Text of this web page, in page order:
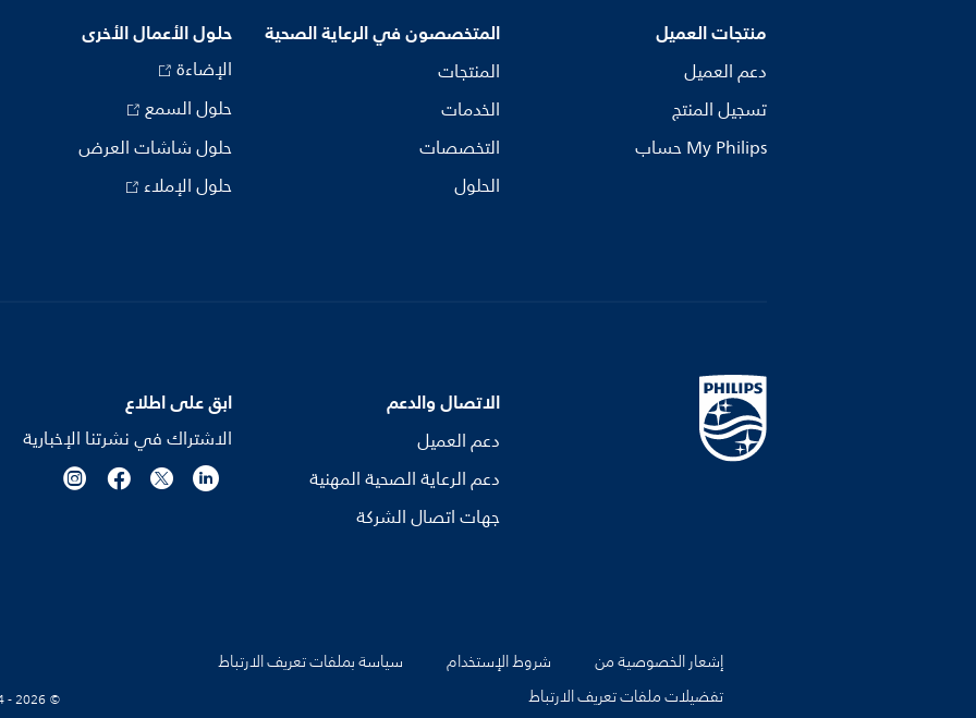
منتجات العميل
دعم العميل
تسجيل المنتج
My Philips حساب
المتخصصون في الرعاية الصحية
المنتجات
الخدمات
التخصصات
الحلول
حلول الأعمال الأخرى
الإضاءة
حلول السمع
حلول شاشات العرض
حلول الإملاء
الاتصال والدعم
دعم العميل
دعم الرعاية الصحية المهنية
جهات اتصال الشركة
ابق على اطلاع
الاشتراك في نشرتنا الإخبارية
إشعار الخصوصية من شروط الإستخدام
سياسة بملفات تعريف الارتباط
تفضيلات ملفات تعريف الارتباط
© Koninklijke Philips N.V., 2004 - 2026. كل الحقوق محفوظة.